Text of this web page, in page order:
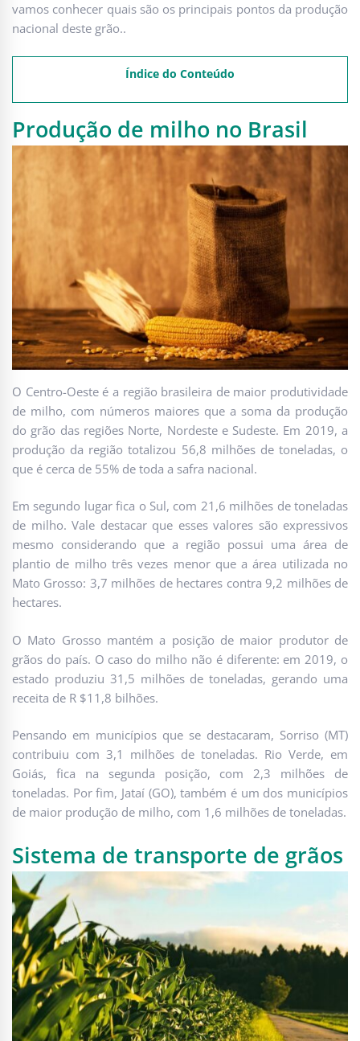
vamos conhecer quais são os principais pontos da produção
nacional deste grão..
Índice do Conteúdo
Produção de milho no Brasil
O Centro-Oeste é a região brasileira de maior produtividade
de milho, com números maiores que a soma da produção
do grão das regiões Norte, Nordeste e Sudeste. Em 2019, a
produção da região totalizou 56,8 milhões de toneladas, o
que é cerca de 55% de toda a safra nacional.
Em segundo lugar fica o Sul, com 21,6 milhões de toneladas
de milho. Vale destacar que esses valores são expressivos
mesmo considerando que a região possui uma área de
plantio de milho três vezes menor que a área utilizada no
Mato Grosso: 3,7 milhões de hectares contra 9,2 milhões de
hectares.
O Mato Grosso mantém a posição de maior produtor de
grãos do país. O caso do milho não é diferente: em 2019, o
estado produziu 31,5 milhões de toneladas, gerando uma
receita de R $11,8 bilhões.
Pensando em municípios que se destacaram, Sorriso (MT)
contribuiu com 3,1 milhões de toneladas. Rio Verde, em
Goiás, fica na segunda posição, com 2,3 milhões de
toneladas. Por fim, Jataí (GO), também é um dos municípios
de maior produção de milho, com 1,6 milhões de toneladas.
Sistema de transporte de grãos